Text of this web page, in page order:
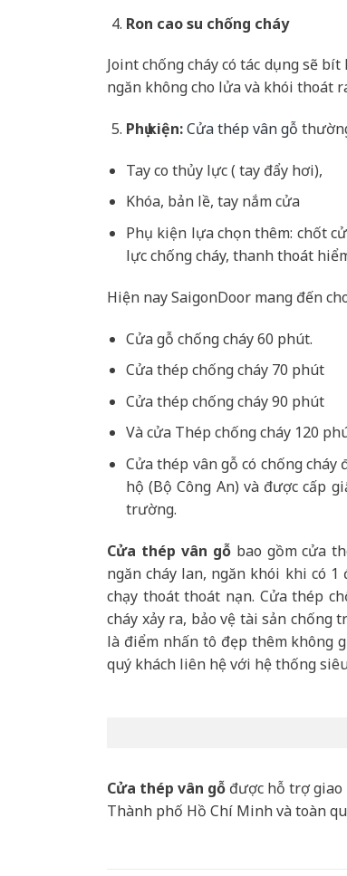
Ron cao su chống cháy
Joint chống cháy có tác dụng sẽ
ngăn không cho lửa và khói thoát
Phụ kiện:Cửa thép vân gỗ
Tay co thủy lực ( tay đẩy hơi),
Khóa, bản lề, tay nắm cửa
Phụ kiện lựa chọn thêm: chốt
lực chống cháy, thanh thoát
Hiện nay SaigonDoor mang đến
Cửa gỗ chống cháy 60 phút.
Cửa thép chống cháy 70 phút
Cửa thép chống cháy 90 phút
Và cửa Thép chống cháy 120
Cửa thép vân gỗ có chống cháy
hộ (Bộ Công An) và được cấp
trường.
Cửa thép vân gỗbao gồm cửa
ngăn cháy lan, ngăn khói khi có
chạy thoát thoát nạn. Cửa thép
cháy xảy ra, bảo vệ tài sản chống
là điểm nhấn tô đẹp thêm không
quý khách liên hệ với hệ thống
Cửa thép vân gỗ được hỗ trợ giao
Thành phố Hồ Chí Minh và toàn